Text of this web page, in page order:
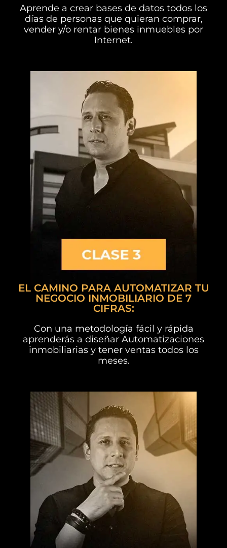
Aprende a crear bases de datos todos los
días de personas que quieran comprar,
vender y/o rentar bienes inmuebles por
Internet.
EL CAMINO PARA AUTOMATIZAR TU
NEGOCIO INMOBILIARIO DE 7
CIFRAS:
Con una metodología fácil y rápida
aprenderás a diseñar Automatizaciones
inmobiliarias y tener ventas todos los
meses.